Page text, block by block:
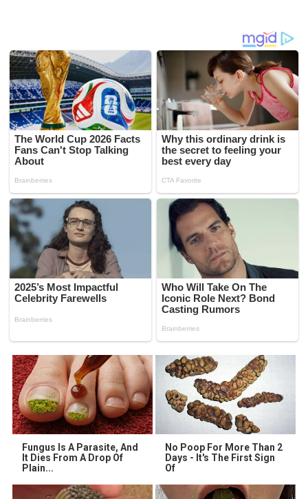
Fungus Is A Parasite, And
It Dies From A Drop Of
Plain...
No Poop For More Than 2
Days - It's The First Sign
Of